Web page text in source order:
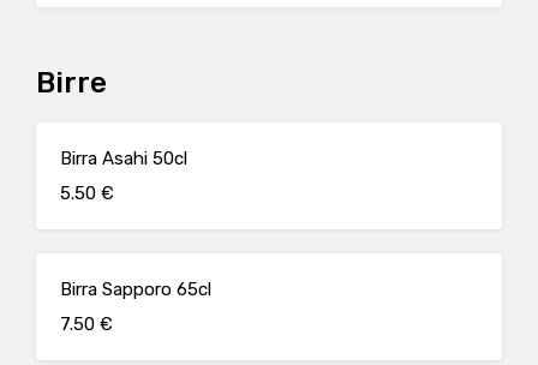
Birre
Birra Asahi 50cl
5.50 €
Birra Sapporo 65cl
7.50 €